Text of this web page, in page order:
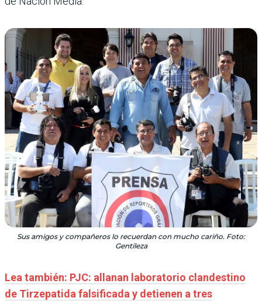
Sus amigos y compañeros lo recuerdan con mucho cariño. Foto:
Gentileza
Lea también: PJC: allanan laboratorio clandestino
de Tirzepatida falsificada y detienen a tres